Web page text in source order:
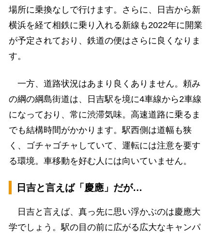
場所に乗換なしで行けます。さらに、日吉から新
横浜を経て相鉄に乗り入れる新線も2022年に開業
が予定されており、鉄道の便はさらに良くなりま
す。
一方、道路状況はあまり良くありません。頼み
の綱の綱島街道は、日吉駅を境に4車線から2車線
になっており、常に渋滞気味。高速道路に乗るま
でも結構時間がかかります。駅西側は道幅も狭
く、ゴチャゴチャしていて、運転には注意を要す
る環境。車移動を好む人には向いていません。
日吉と言えば「慶應」だが…
日吉と言えば、真っ先に思い浮かぶのは慶應大
学でしょう。駅の目の前に広がる広大なキャンパ